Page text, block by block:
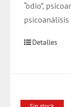
“odio”,
Detalles